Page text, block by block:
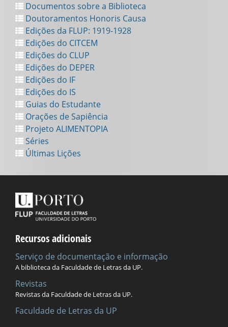
Documentos sobre a Biblioteca
Doutoramentos Honoris Causa
Edições da FLUP: 1919-1928
Edições do CITCEM
Edições do CLUP
Edições do DEPER
Edições do IF
Edições do IS
Guias do Estudante
Orações de Sapiência
Projeto ALIMENTOPIA
Séries
Últimas Lições
Recursos adicionais
Serviço de documentação e informação
A biblioteca da Faculdade de Letras da UP.
Revistas
Revistas da Faculdade de Letras da UP.
Faculdade de Letras da UP